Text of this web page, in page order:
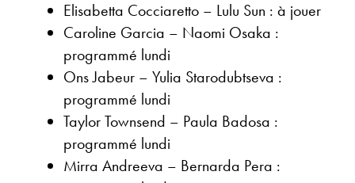
Elisabetta Cocciaretto – Lulu Sun : à jouer
Caroline Garcia – Naomi Osaka :
programmé lundi
Ons Jabeur – Yulia Starodubtseva :
programmé lundi
Taylor Townsend – Paula Badosa :
programmé lundi
Mirra Andreeva – Bernarda Pera :